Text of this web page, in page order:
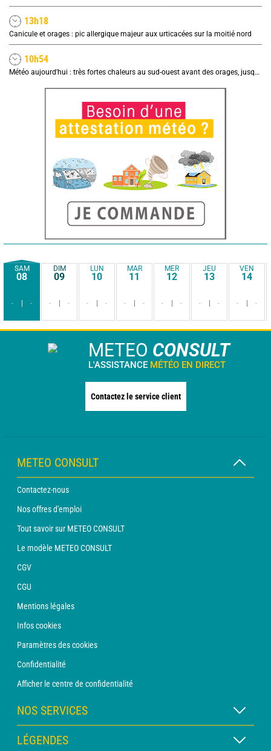
13h18
Canicule et orages : pic allergique majeur aux urticacées sur la moitié nord
10h54
Météo aujourd'hui : très fortes chaleurs au sud-ouest avant des orages, jusqu'à 39°C
SAM
08
- -
DIM
09
- -
LUN
10
- -
MAR
11
- -
MER
12
- -
JEU
13
- -
VEN
14
- -
METEO CONSULT
L'ASSISTANCE MÉTÉO EN DIRECT
Contactez le service client
METEO CONSULT
Contactez-nous
Nos offres d'emploi
Tout savoir sur METEO CONSULT
Le modèle METEO CONSULT
CGV
CGU
Mentions légales
Infos cookies
Paramètres des cookies
Confidentialité
Afficher le centre de confidentialité
NOS SERVICES
Abonnement METEO Xpert
LÉGENDES